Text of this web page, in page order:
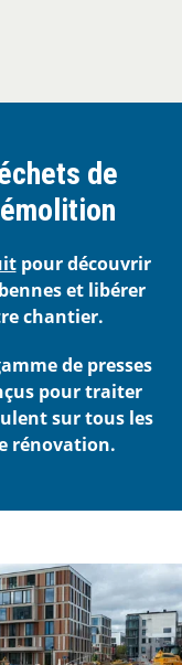
de
pour découvrir
et libérer
chantier.
de presses
pour traiter
sur tous les
rénovation.